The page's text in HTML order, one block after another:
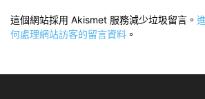
這個網站採用 Akismet 服務減少垃圾留言。
何處理網站訪客的留言資料 。